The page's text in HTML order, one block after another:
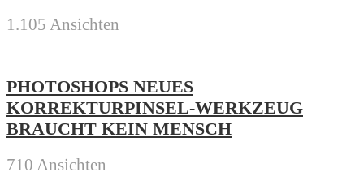
1.105 Ansichten
PHOTOSHOPS NEUES
KORREKTURPINSEL-WERKZEUG
BRAUCHT KEIN MENSCH
710 Ansichten